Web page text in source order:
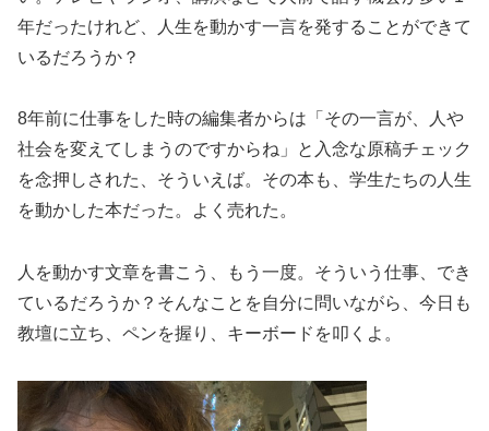
年だったけれど、人生を動かす一言を発することができて
いるだろうか？
8年前に仕事をした時の編集者からは「その一言が、人や
社会を変えてしまうのですからね」と入念な原稿チェック
を念押しされた、そういえば。その本も、学生たちの人生
を動かした本だった。よく売れた。
人を動かす文章を書こう、もう一度。そういう仕事、でき
ているだろうか？そんなことを自分に問いながら、今日も
教壇に立ち、ペンを握り、キーボードを叩くよ。